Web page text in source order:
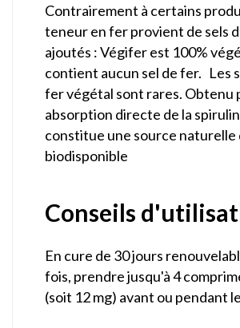
Contrairement à certains
teneur en fer provient de sels
ajoutés : Végifer est 100%
contient aucun sel de fer. Les
fer végétal sont rares. Obtenu
absorption directe de la
constitue une source naturelle
biodisponible
Conseils
En cure de 30 jours
fois, prendre jusqu'à 4
(soit 12 mg) avant ou pendant